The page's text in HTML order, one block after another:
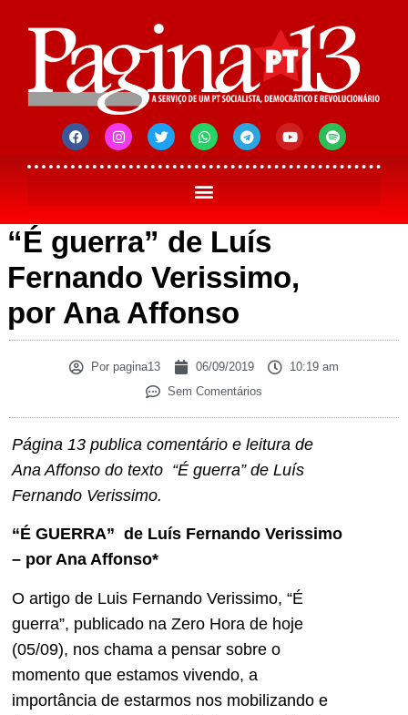
“É guerra” de Luís
Fernando Verissimo,
por Ana Affonso
Por pagina13 06/09/2019
10:19 am
Sem Comentários
Página 13 publica comentário e leitura de
Ana Affonso do texto “É guerra” de Luís
Fernando Verissimo.
“É GUERRA” de Luís Fernando Verissimo
– por Ana Affonso*
O artigo de Luis Fernando Verissimo, “É
guerra”, publicado na Zero Hora de hoje
(05/09), nos chama a pensar sobre o
momento que estamos vivendo, a
importância de estarmos nos mobilizando e